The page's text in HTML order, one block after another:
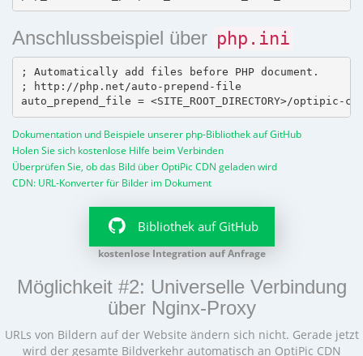
Anschlussbeispiel über php.ini
; Automatically add files before PHP document.
; http://php.net/auto-prepend-file
Dokumentation und Beispiele unserer php-Bibliothek auf GitHub
Holen Sie sich kostenlose Hilfe beim Verbinden
Überprüfen Sie, ob das Bild über OptiPic CDN geladen wird
CDN: URL-Konverter für Bilder im Dokument
Bibliothek auf GitHub
kostenlose Integration auf Anfrage
Möglichkeit #2: Universelle Verbindung
über Nginx-Proxy
URLs von Bildern auf der Website ändern sich nicht. Gerade jetzt
wird der gesamte Bildverkehr automatisch an OptiPic CDN